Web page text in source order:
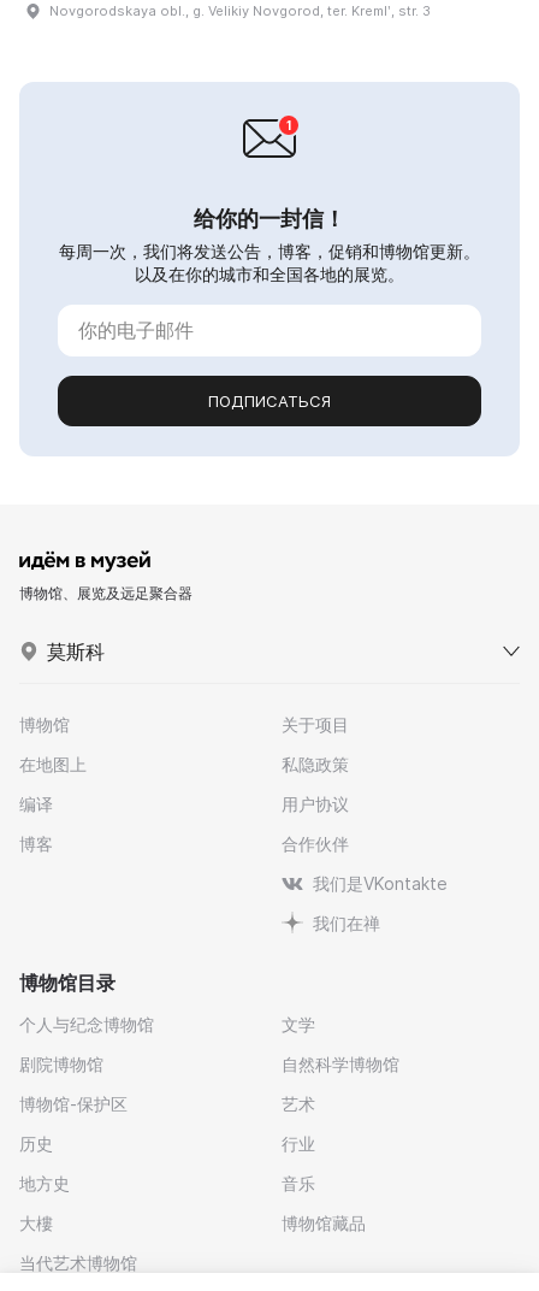
Novgorodskaya obl., g. Velikiy Novgorod, ter. Kremlʹ, str. 3
给你的一封信！
每周一次，我们将发送公告，博客，促销和博物馆更新。
以及在你的城市和全国各地的展览。
ПОДПИСАТЬСЯ
博物馆、展览及远足聚合器
莫斯科
博物馆
在地图上
编译
博客
关于项目
私隐政策
用户协议
合作伙伴
我们是VKontakte
我们在禅
博物馆目录
个人与纪念博物馆
剧院博物馆
博物馆-保护区
历史
地方史
大樓
当代艺术博物馆
文学
自然科学博物馆
艺术
行业
音乐
博物馆藏品